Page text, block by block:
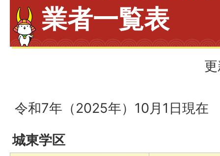
業者一覧表
令和7年（2025年）10月1日現在
城東学区